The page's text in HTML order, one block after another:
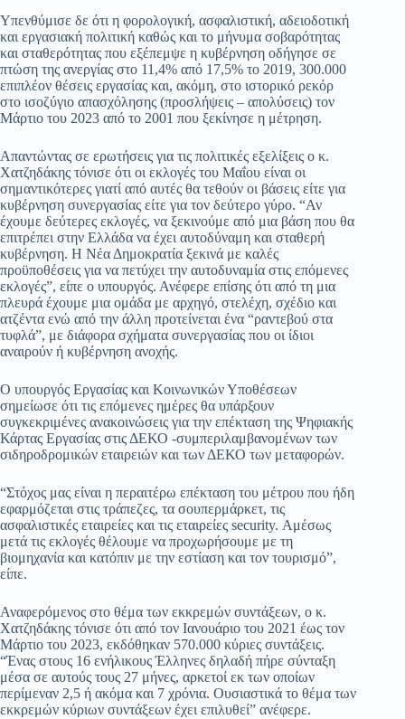
Υπενθύμισε δε ότι η φορολογική, ασφαλιστική, αδειοδοτική
και εργασιακή πολιτική καθώς και το μήνυμα σοβαρότητας
και σταθερότητας που εξέπεμψε η κυβέρνηση οδήγησε σε
πτώση της ανεργίας στο 11,4% από 17,5% το 2019, 300.000
επιπλέον θέσεις εργασίας και, ακόμη, στο ιστορικό ρεκόρ
στο ισοζύγιο απασχόλησης (προσλήψεις – απολύσεις) τον
Μάρτιο του 2023 από το 2001 που ξεκίνησε η μέτρηση.
Απαντώντας σε ερωτήσεις για τις πολιτικές εξελίξεις ο κ.
Χατζηδάκης τόνισε ότι οι εκλογές του Μαΐου είναι οι
σημαντικότερες γιατί από αυτές θα τεθούν οι βάσεις είτε για
κυβέρνηση συνεργασίας είτε για τον δεύτερο γύρο. “Αν
έχουμε δεύτερες εκλογές, να ξεκινούμε από μια βάση που θα
επιτρέπει στην Ελλάδα να έχει αυτοδύναμη και σταθερή
κυβέρνηση. Η Νέα Δημοκρατία ξεκινά με καλές
προϋποθέσεις για να πετύχει την αυτοδυναμία στις επόμενες
εκλογές”, είπε ο υπουργός. Ανέφερε επίσης ότι από τη μια
πλευρά έχουμε μια ομάδα με αρχηγό, στελέχη, σχέδιο και
ατζέντα ενώ από την άλλη προτείνεται ένα “ραντεβού στα
τυφλά”, με διάφορα σχήματα συνεργασίας που οι ίδιοι
αναιρούν ή κυβέρνηση ανοχής.
Ο υπουργός Εργασίας και Κοινωνικών Υποθέσεων
σημείωσε ότι τις επόμενες ημέρες θα υπάρξουν
συγκεκριμένες ανακοινώσεις για την επέκταση της Ψηφιακής
Κάρτας Εργασίας στις ΔΕΚΟ -συμπεριλαμβανομένων των
σιδηροδρομικών εταιρειών και των ΔΕΚΟ των μεταφορών.
“Στόχος μας είναι η περαιτέρω επέκταση του μέτρου που ήδη
εφαρμόζεται στις τράπεζες, τα σουπερμάρκετ, τις
ασφαλιστικές εταιρείες και τις εταιρείες security. Αμέσως
μετά τις εκλογές θέλουμε να προχωρήσουμε με τη
βιομηχανία και κατόπιν με την εστίαση και τον τουρισμό”,
είπε.
Αναφερόμενος στο θέμα των εκκρεμών συντάξεων, ο κ.
Χατζηδάκης τόνισε ότι από τον Ιανουάριο του 2021 έως τον
Μάρτιο του 2023, εκδόθηκαν 570.000 κύριες συντάξεις.
“Ένας στους 16 ενήλικους Έλληνες δηλαδή πήρε σύνταξη
μέσα σε αυτούς τους 27 μήνες, αρκετοί εκ των οποίων
περίμεναν 2,5 ή ακόμα και 7 χρόνια. Ουσιαστικά το θέμα των
εκκρεμών κύριων συντάξεων έχει επιλυθεί” ανέφερε.